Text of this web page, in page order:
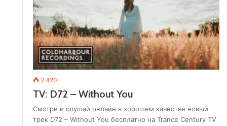
2 420
TV: D72 – Without You
Смотри и слушай онлайн в хорошем качестве новый
трек D72 – Without You бесплатно на Trance Century TV